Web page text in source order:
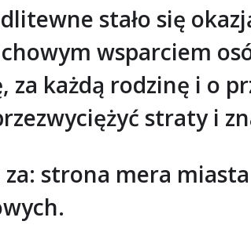
stało się
wsparciem
za każdą rodzinę i o
straty i
za: strona mera